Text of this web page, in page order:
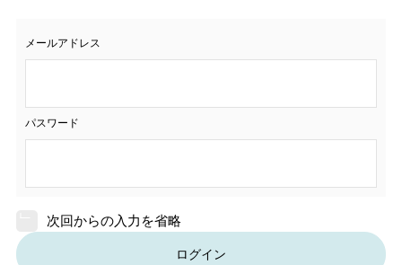
メールアドレス
パスワード
次回からの入力を省略
ログイン